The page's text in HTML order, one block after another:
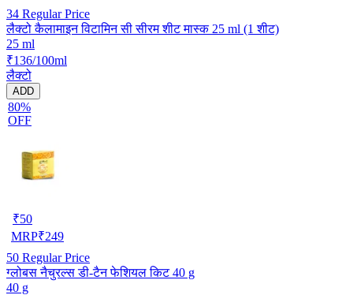
34 Regular Price
लैक्टो कैलामाइन विटामिन सी सीरम शीट मास्क 25 ml (1 शीट)
25 ml
₹136/100ml
लैक्टो
ADD
80%
OFF
₹50
MRP₹249
50 Regular Price
ग्लोबस नैचुरल्स डी-टैन फेशियल किट 40 g
40 g